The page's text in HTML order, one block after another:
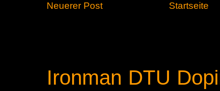
Neuerer Post Startseite
Ironman DTU